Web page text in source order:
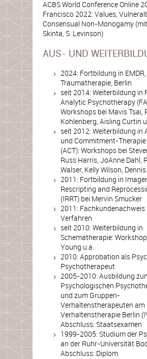
ACBS World Conference Online
Francisco 2022: Values,
Consensual Non-Monogamy (mit
Skinta, S. Levinson)
AUS- UND
2024: Fortbildung in
Traumatherapie, Berlin
seit 2014: Weiterbildung in
Analytic Psychotherapy
Workshops bei Mavis Tsai,
Kohlenberg, Aisling Curtin
seit 2012: Weiterbildung in
und Commitment-Therapie
(ACT): Workshops bei
Russ Harris, JoAnne Dahl,
Walser, Kelly Wilson,
2011: Fortbildung in
Rescripting and
(IRRT) bei Mervin Smucker
2011: Fachkundenachweis
Verfahren
seit 2010: Weiterbildung in
Schematherapie:
Young u.a.
2010: Approbation als
Psychotherapeut
2005-2010: Ausbildung
Psychologischen
und zum Gruppen-
Verhaltenstherapeuten
Verhaltenstherapie Berlin
Abschluss: Staatsexamen
1999-2005: Studium der
an der Ruhr-Universität
Abschluss: Diplom